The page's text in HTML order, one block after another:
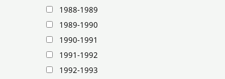
1988-1989
1989-1990
1990-1991
1991-1992
1992-1993